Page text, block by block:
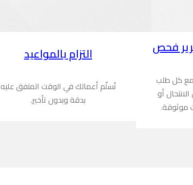
فحص
مع كل طلب
أو
موثوقة.
التزام بالمواعيد
نُسلّم أعمالك في الوقت المتفق عليه
بدقة وبدون تأخير.